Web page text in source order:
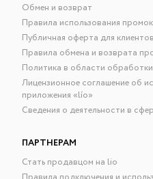
Обмен и возврат
Правила использования
Публичная оферта для клиентов
Правила обмена и возврата
Политика в области
Лицензионное соглашение об
приложения «lío»
Сведения о деятельности в
ПАРТНЕРАМ
Стать продавцом на lio